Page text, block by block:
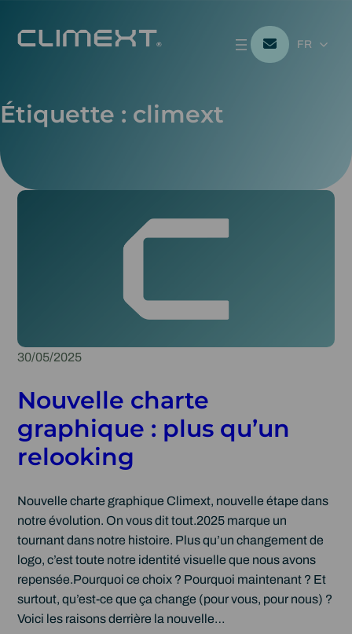
FR
Étiquette : climext
30/05/2025
Nouvelle charte
graphique : plus qu’un
relooking
Nouvelle charte graphique Climext, nouvelle étape dans
notre évolution. On vous dit tout.2025 marque un
tournant dans notre histoire. Plus qu’un changement de
logo, c’est toute notre identité visuelle que nous avons
repensée.Pourquoi ce choix ? Pourquoi maintenant ? Et
surtout, qu’est-ce que ça change (pour vous, pour nous) ?
Voici les raisons derrière la nouvelle…